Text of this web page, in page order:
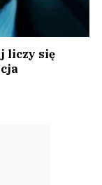
liczy się